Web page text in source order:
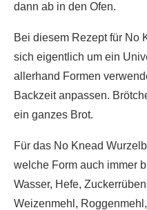
dann ab in den Ofen.
Bei diesem Rezept für No
sich eigentlich um ein
allerhand Formen
Backzeit anpassen.
ein ganzes Brot.
Für das No Knead
welche Form auch immer
Wasser, Hefe,
Weizenmehl,